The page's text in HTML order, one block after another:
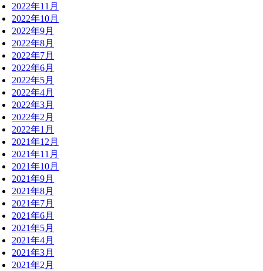
2022年11月
2022年10月
2022年9月
2022年8月
2022年7月
2022年6月
2022年5月
2022年4月
2022年3月
2022年2月
2022年1月
2021年12月
2021年11月
2021年10月
2021年9月
2021年8月
2021年7月
2021年6月
2021年5月
2021年4月
2021年3月
2021年2月